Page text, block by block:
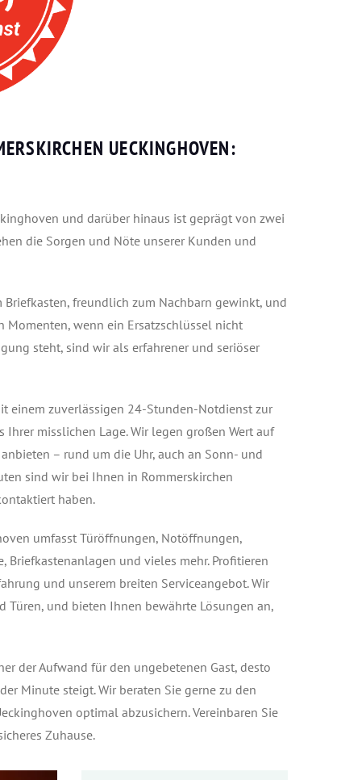
UECKINGHOVEN:
und darüber hinaus ist geprägt von zwei
die Sorgen und Nöte unserer Kunden und
freundlich zum Nachbarn gewinkt, und
Momenten, wenn ein Ersatzschlüssel nicht
steht, sind wir als erfahrener und seriöser
einem zuverlässigen 24-Stunden-Notdienst zur
misslichen Lage. Wir legen großen Wert auf
– rund um die Uhr, auch an Sonn- und
sind wir bei Ihnen in Rommerskirchen
haben.
umfasst Türöffnungen, Notöffnungen,
Briefkastenanlagen und vieles mehr. Profitieren
und unserem breiten Serviceangebot. Wir
und bieten Ihnen bewährte Lösungen an,
der Aufwand für den ungebetenen Gast, desto
Minute steigt. Wir beraten Sie gerne zu den
optimal abzusichern. Vereinbaren Sie
Zuhause.